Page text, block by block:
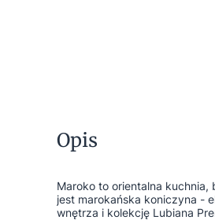
Opis
Maroko to orientalna
jest marokańska koniczyna -
wnętrza i kolekcję Lubiana